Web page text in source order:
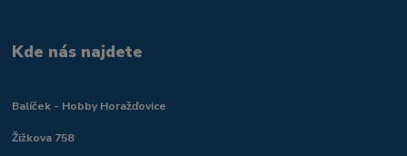
Kde nás najdete
Balíček - Hobby Horažďovice
Žižkova 758